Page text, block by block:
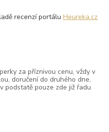
recenzí portáluHeureka.cz
za příznivou cenu, vždy v
doručení do druhého dne,
podstatě pouze zde již řadu